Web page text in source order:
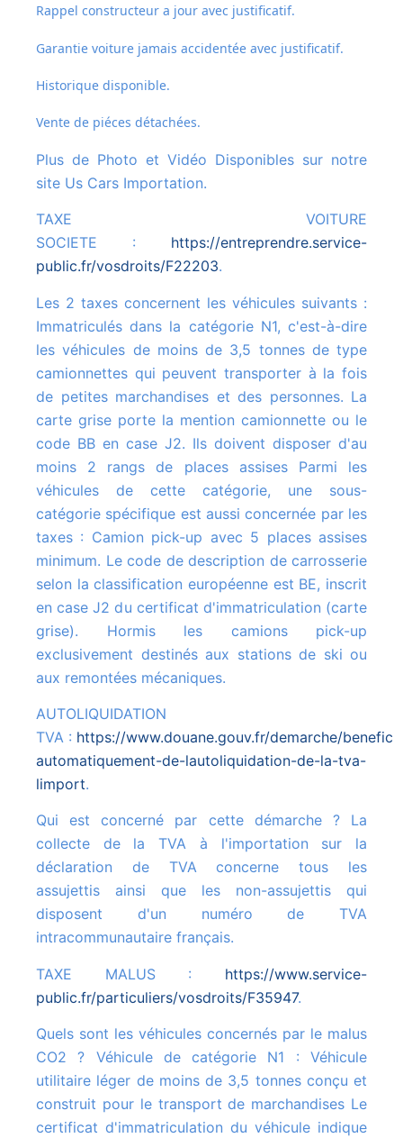
Rappel constructeur a jour avec justificatif.
Garantie voiture jamais accidentée avec justificatif.
Historique disponible.
Vente de piéces détachées.
Plus de Photo et Vidéo Disponibles sur notre
site Us Cars Importation.
TAXE VOITURE
SOCIETE : https://entreprendre.service-
public.fr/vosdroits/F22203.
Les 2 taxes concernent les véhicules suivants :
Immatriculés dans la catégorie N1, c'est-à-dire
les véhicules de moins de 3,5 tonnes de type
camionnettes qui peuvent transporter à la fois
de petites marchandises et des personnes. La
carte grise porte la mention camionnette ou le
code BB en case J2. Ils doivent disposer d'au
moins 2 rangs de places assises Parmi les
véhicules de cette catégorie, une sous-
catégorie spécifique est aussi concernée par les
taxes : Camion pick-up avec 5 places assises
minimum. Le code de description de carrosserie
selon la classification européenne est BE, inscrit
en case J2 du certificat d'immatriculation (carte
grise). Hormis les camions pick-up
exclusivement destinés aux stations de ski ou
aux remontées mécaniques.
AUTOLIQUIDATION
TVA : https://www.douane.gouv.fr/demarche/
automatiquement-de-lautoliquidation-de-la-tva-
limport.
Qui est concerné par cette démarche ? La
collecte de la TVA à l'importation sur la
déclaration de TVA concerne tous les
assujettis ainsi que les non-assujettis qui
disposent d'un numéro de TVA
intracommunautaire français.
TAXE MALUS : https://www.service-
public.fr/particuliers/vosdroits/F35947.
Quels sont les véhicules concernés par le malus
CO2 ? Véhicule de catégorie N1 : Véhicule
utilitaire léger de moins de 3,5 tonnes conçu et
construit pour le transport de marchandises Le
certificat d'immatriculation du véhicule indique